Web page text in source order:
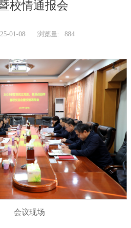
校情通报会
01-08 浏览量: 884
会议现场